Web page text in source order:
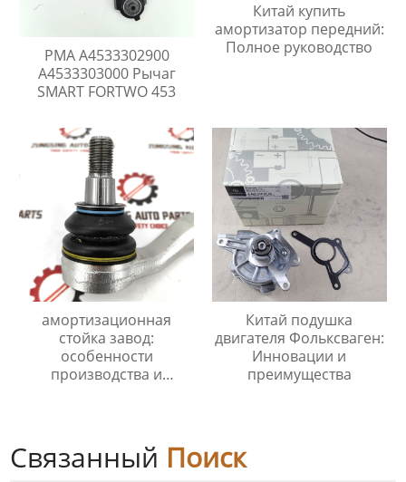
PMA A4533302900
A4533303000 Рычаг
SMART FORTWO 453
Китай купить
амортизатор передний:
Полное руководство
амортизационная
стойка завод:
особенности
производства и
Китай подушка
двигателя Фольксваген:
Инновации и
преимущества
Связанный Поиск